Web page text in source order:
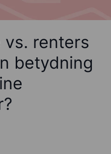
vs. renters
betydning